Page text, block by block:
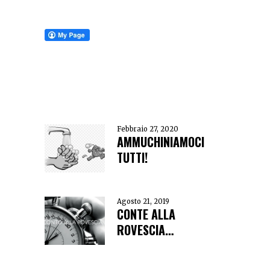
Febbraio 27, 2020
AMMUCHINIAMOCI
TUTTI!
Agosto 21, 2019
CONTE ALLA
ROVESCIA…